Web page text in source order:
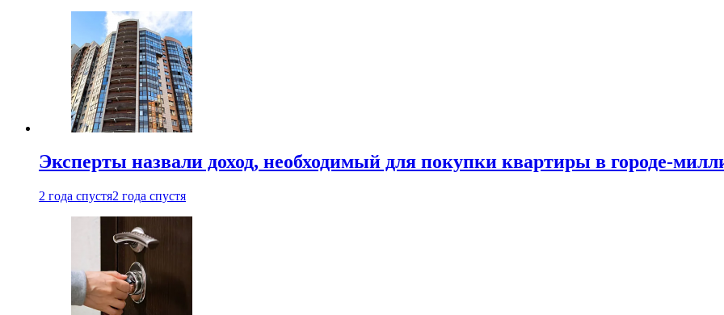
Эксперты назвали доход, необходимый для покупки квартиры в городе-
2 года спустя2 года спустя